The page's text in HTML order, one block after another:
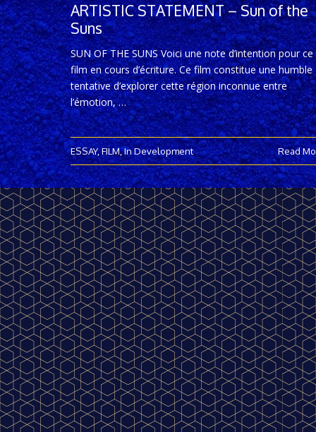
ARTISTIC STATEMENT – Sun of the
Suns
SUN OF THE SUNS Voici une note d’intention pour ce
film en cours d’écriture. Ce film constitue une humble
tentative d’explorer cette région inconnue entre
l’émotion, …
ESSAY,FILM,In Development Read